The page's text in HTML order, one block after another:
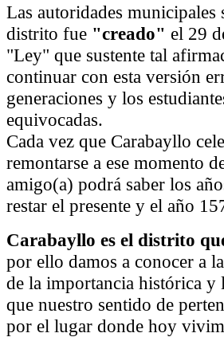
Las autoridades municipales
distrito fue "creado" el 29
"Ley" que sustente tal
continuar con esta versión
generaciones y los
equivocadas.
Cada vez que Carabayllo
remontarse a ese momento
amigo(a) podrá saber los
restar el presente y el año
Carabayllo es el distrito
por ello damos a conocer a
de la importancia histórica y
que nuestro sentido de
por el lugar donde hoy